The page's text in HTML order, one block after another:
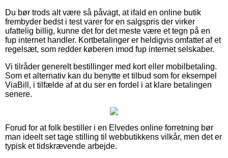
Du bør trods alt være så påvagt, at ifald en online butik
frembyder bedst i test varer for en salgspris der virker
ufattelig billig, kunne det for det meste være et tegn på en
fup internet handler. Kortbetalinger er heldigvis omfattet af et
regelsæt, som redder køberen imod fup internet selskaber.
Vi tilråder generelt bestillinger med kort eller mobilbetaling.
Som et alternativ kan du benytte et tilbud som for eksempel
ViaBill, i tilfælde af at du ser en fordel i at klare betalingen
senere.
Forud for at folk bestiller i en Elvedes online forretning bør
man ideelt set tage stilling til webbutikkens vilkår, men det er
typisk et tidskrævende arbejde.